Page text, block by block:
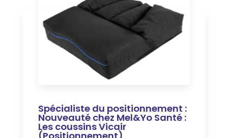
Spécialiste du positionnement :
Nouveauté chez Mel&Yo Santé :
Les coussins Vicair